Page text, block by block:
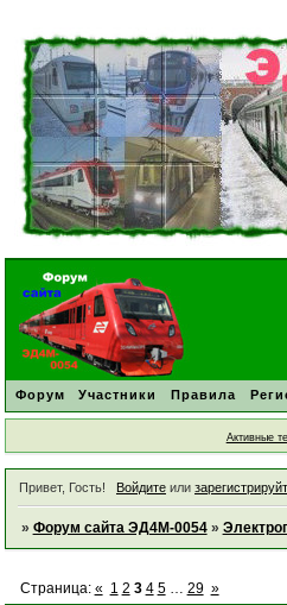
Форум Участники Правила
Активные
Привет, Гость! Войдитеили
» Форум сайта ЭД4М-0054 »
Страница: « 1 2 3 4 5 29 »